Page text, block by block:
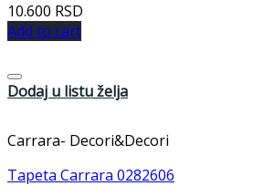
10.600 RSD
Add to cart
Dodaj u listu želja
Carrara- Decori&Decori
Tapeta Carrara 0282606